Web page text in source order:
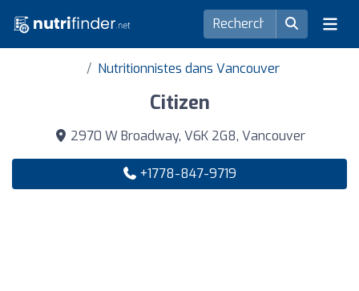
Nutritionnistes dans Vancouver
Citizen
2970 W Broadway, V6K 2G8, Vancouver
+1778-847-9719